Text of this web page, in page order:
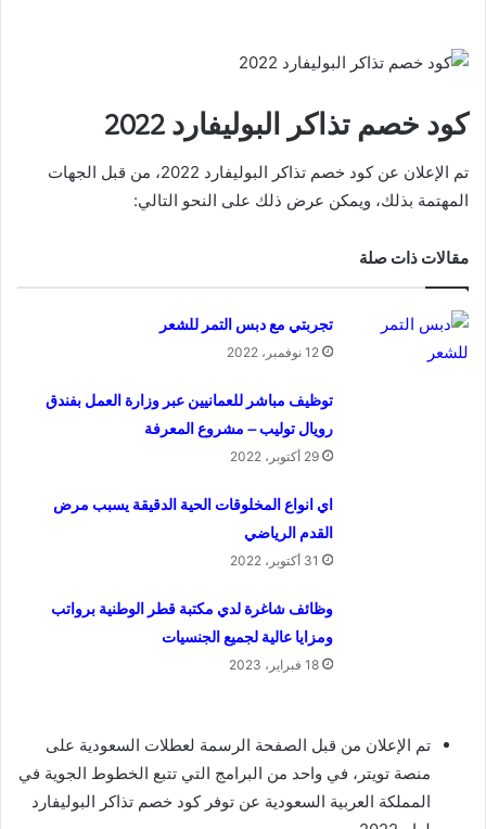
كود خصم تذاكر البوليفارد 2022
تم الإعلان عن كود خصم تذاكر البوليفارد 2022، من قبل الجهات
المهتمة بذلك، ويمكن عرض ذلك على النحو التالي:
مقالات ذات صلة
تجربتي مع دبس التمر للشعر
12 نوفمبر، 2022
توظيف مباشر للعمانيين عبر وزارة العمل بفندق
رويال توليب – مشروع المعرفة
29 أكتوبر، 2022
اي انواع المخلوقات الحية الدقيقة يسبب مرض
القدم الرياضي
31 أكتوبر، 2022
وظائف شاغرة لدي مكتبة قطر الوطنية برواتب
ومزايا عالية لجميع الجنسيات
18 فبراير، 2023
تم الإعلان من قبل الصفحة الرسمة لعطلات السعودية على
منصة تويتر، في واحد من البرامج التي تتبع الخطوط الجوية في
المملكة العربية السعودية عن توفر كود خصم تذاكر البوليفارد